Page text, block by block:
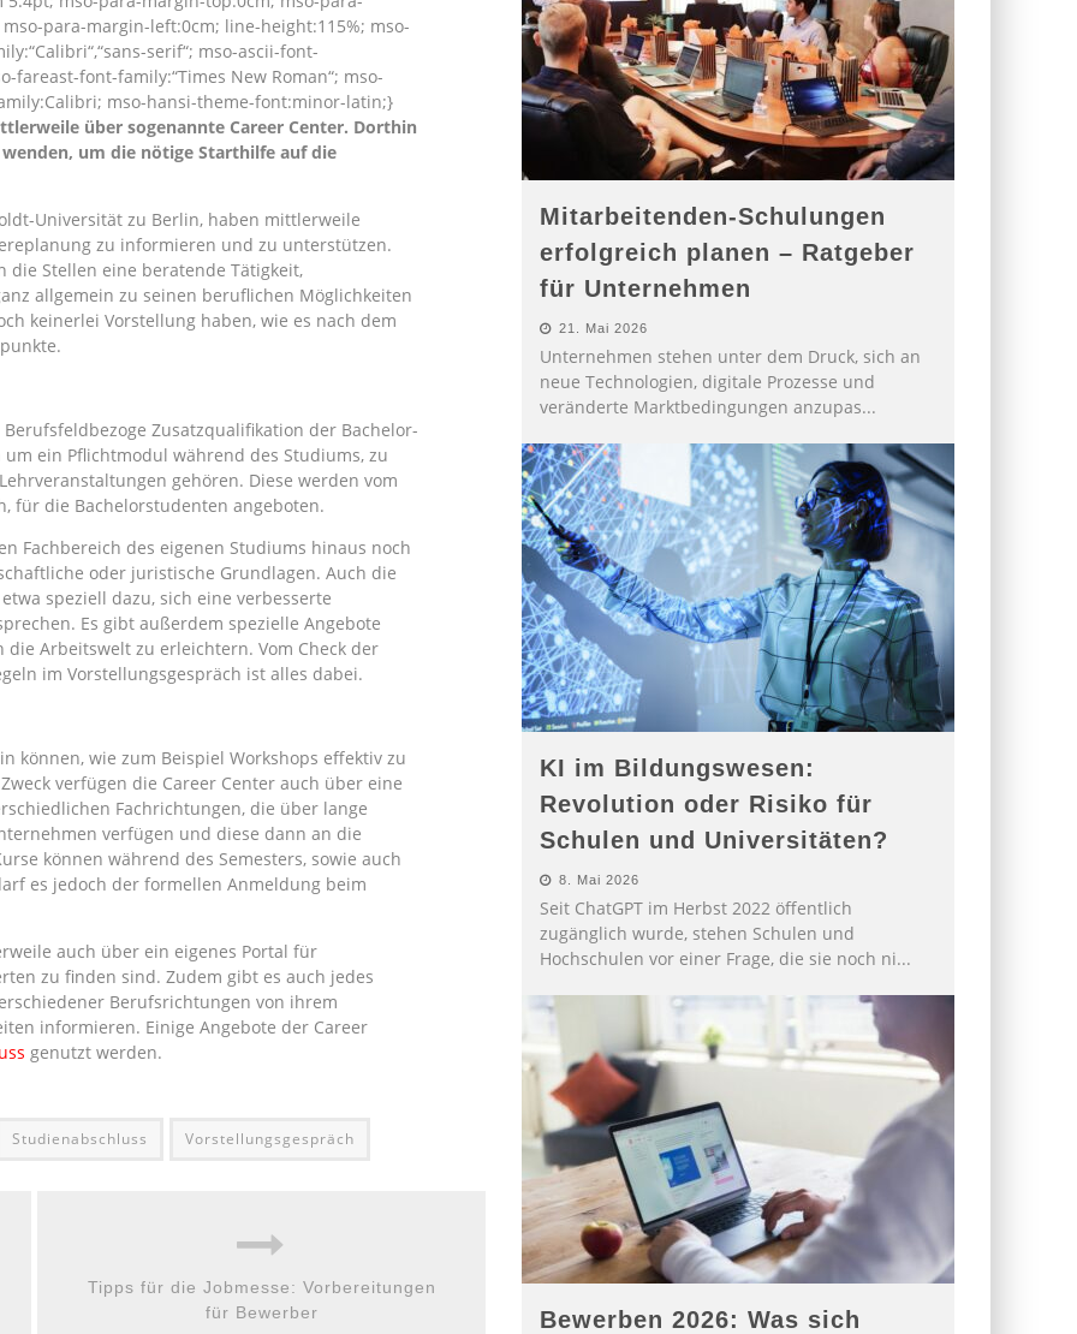
para-margin-left:0cm; line-height:115%; mso-
serif“; mso-ascii-font-
font-family:“Times New Roman“; mso-
mso-hansi-theme-font:minor-latin;}
über sogenannte Career Center. Dorthin
um die nötige Starthilfe auf die
Universität zu Berlin, haben mittlerweile
zu informieren und zu unterstützen.
die Stellen eine beratende Tätigkeit,
allgemein zu seinen beruflichen Möglichkeiten
keinerlei Vorstellung haben, wie es nach dem
Zusatzqualifikation der Bachelor-
ein Pflichtmodul während des Studiums, zu
gehören. Diese werden vom
für die Bachelorstudenten angeboten.
Fachbereich des eigenen Studiums hinaus noch
oder juristische Grundlagen. Auch die
speziell dazu, sich eine verbesserte
Es gibt außerdem spezielle Angebote
Arbeitswelt zu erleichtern. Vom Check der
im Vorstellungsgespräch ist alles dabei.
können, wie zum Beispiel Workshops effektiv zu
verfügen die Career Center auch über eine
Fachrichtungen, die über lange
verfügen und diese dann an die
können während des Semesters, sowie auch
es jedoch der formellen Anmeldung beim
auch über ein eigenes Portal für
zu finden sind. Zudem gibt es auch jedes
Berufsrichtungen von ihrem
informieren. Einige Angebote der Career
genutzt werden.
Studienabschluss Vorstellungsgespräch
Tipps für die Jobmesse: Vorbereitungen
für Bewerber
Mitarbeitenden-Schulungen
erfolgreich planen – Ratgeber
für Unternehmen
21. Mai 2026
Unternehmen stehen unter dem Druck, sich an
neue Technologien, digitale Prozesse und
veränderte Marktbedingungen anzupas...
KI im Bildungswesen:
Revolution oder Risiko für
Schulen und Universitäten?
8. Mai 2026
Seit ChatGPT im Herbst 2022 öffentlich
zugänglich wurde, stehen Schulen und
Hochschulen vor einer Frage, die sie noch ni...
Bewerben 2026: Was sich